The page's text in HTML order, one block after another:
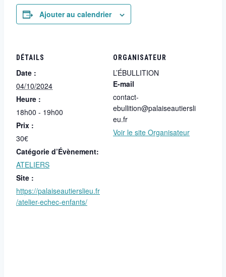
Ajouter au calendrier
DÉTAILS
Date :
04/10/2024
Heure :
18h00 - 19h00
Prix :
30€
Catégorie d’Évènement:
ATELIERS
Site :
https://palaiseautierslieu.fr
/atelier-echec-enfants/
ORGANISATEUR
L’ÉBULLITION
E-mail
contact-
ebullition@palaiseautiersli
eu.fr
Voir le site Organisateur